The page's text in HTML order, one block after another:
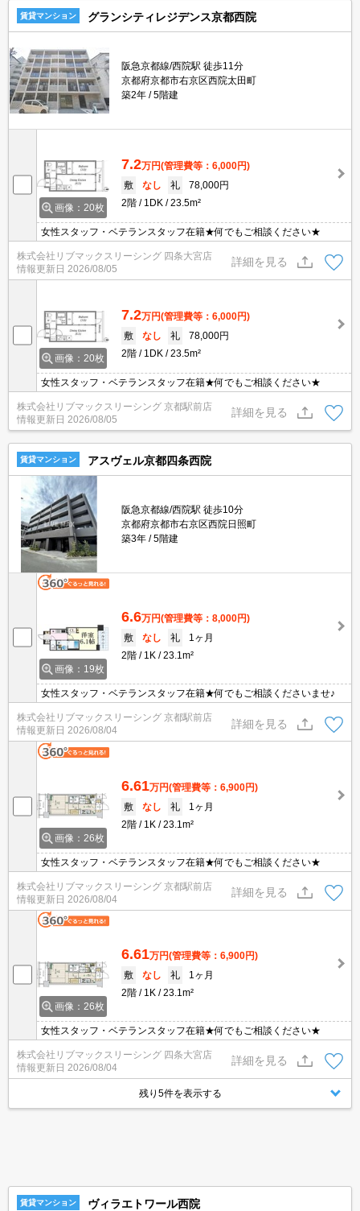
賃貸マンション グランシティレジデンス京都西院
阪急京都線/西院駅 徒歩11分
京都府京都市右京区西院太田町
築2年
5階建
画像：20枚
7.2万円(管理費等：6,000円)
敷
なし 礼
78,000円
2階
1DK 23.5m²
女性スタッフ・ベテランスタッフ在籍★何でもご相談ください★
株式会社リブマックスリーシング 四条大宮店
情報更新日 2026/08/05
詳細を見る
画像：20枚
7.2万円(管理費等：6,000円)
敷
なし 礼
78,000円
2階
1DK 23.5m²
女性スタッフ・ベテランスタッフ在籍★何でもご相談ください★
株式会社リブマックスリーシング 京都駅前店
情報更新日 2026/08/05
詳細を見る
賃貸マンション アスヴェル京都四条西院
阪急京都線/西院駅 徒歩10分
京都府京都市右京区西院日照町
築3年
5階建
画像：19枚
6.6万円(管理費等：8,000円)
敷
なし 礼
1ヶ月
2階
1K 23.1m²
女性スタッフ・ベテランスタッフ在籍★何でもご相談くださいませ♪
株式会社リブマックスリーシング 京都駅前店
情報更新日 2026/08/04
詳細を見る
画像：26枚
6.61万円(管理費等：6,900円)
敷
なし 礼
1ヶ月
2階
1K 23.1m²
女性スタッフ・ベテランスタッフ在籍★何でもご相談ください★
株式会社リブマックスリーシング 京都駅前店
情報更新日 2026/08/04
詳細を見る
画像：26枚
6.61万円(管理費等：6,900円)
敷
なし 礼
1ヶ月
2階
1K 23.1m²
女性スタッフ・ベテランスタッフ在籍★何でもご相談ください★
株式会社リブマックスリーシング 四条大宮店
情報更新日 2026/08/04
詳細を見る
残り5件を表示する
賃貸マンション ヴィラエトワール西院